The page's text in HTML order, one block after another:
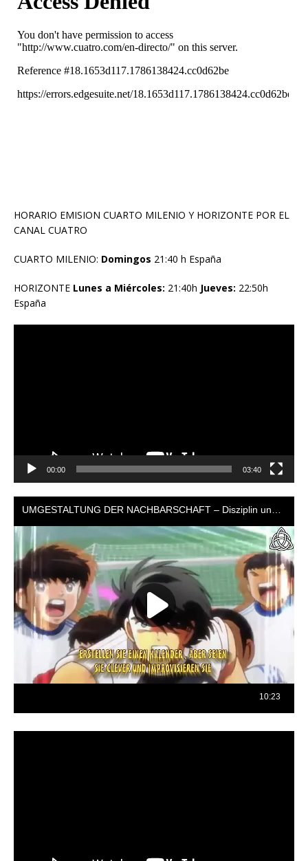
HORARIO EMISION CUARTO MILENIO Y HORIZONTE POR EL
CANAL CUATRO
CUARTO MILENIO: Domingos 21:40 h España
HORIZONTE Lunes a Miércoles: 21:40h Jueves: 22:50h
España
00:00 03:40